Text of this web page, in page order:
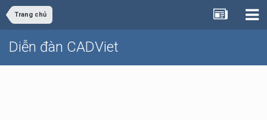
Trang chủ
Diễn đàn CADViet